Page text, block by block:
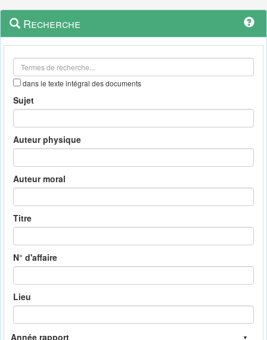
Navigation
outils
Menu
contextuel
Recherche
dans le texte intégral des documents
Sujet
Auteur physique
Auteur moral
Titre
N° d'affaire
Lieu